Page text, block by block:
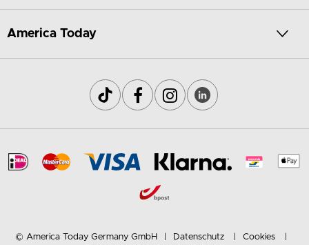
America Today
© America Today Germany GmbH Datenschutz
Cookies